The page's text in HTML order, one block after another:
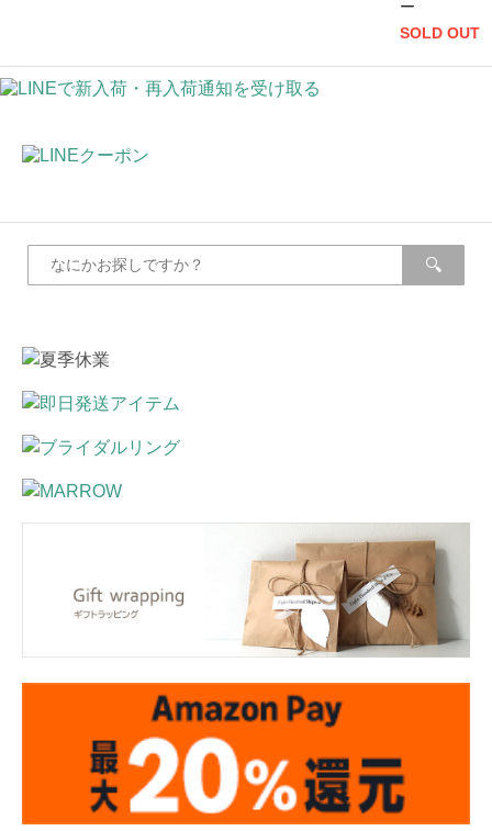
ー
SOLD OUT